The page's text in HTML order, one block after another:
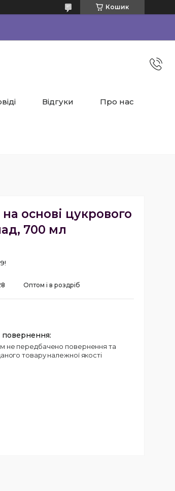
Кошик
Відгуки Про нас
основі цукрового
700 мл
Оптом і в роздріб
товару належної якості